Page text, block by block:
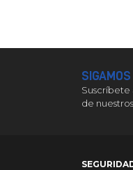
Suscríbete
de